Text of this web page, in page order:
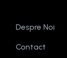
Despre Noi
Contact